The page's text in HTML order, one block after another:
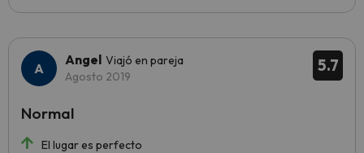
5.7
Angel Viajó en pareja
Agosto 2019
El lugar es perfecto
Normal